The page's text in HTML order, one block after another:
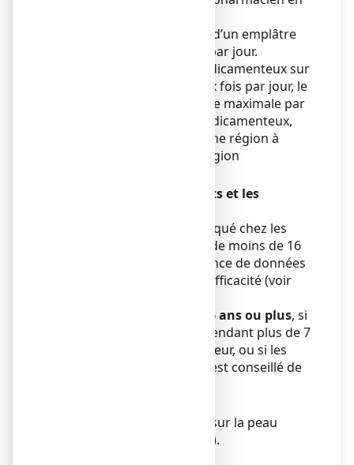
La dose recommandée est d’un emplâtre
médicamenteux deux fois par jour.
Appliquez un emplâtre médicamenteux sur
la région douloureuse deux fois par jour, le
matin et le soir. La posologie maximale par
jour est de 2 emplâtres médicamenteux,
même lorsqu'il y a plus d'une région à
traiter. Ne traitez qu'une région
Utilisation chez les enfants et les
ANTALCALM est contre-indiqué chez les
enfants et les adolescents de moins de 16
ans, compte-tenu de l’absence de données
concernant la sécurité et l’efficacité (voir
Chez les adolescents de 16 ans ou plus, si
le médicament est utilisé pendant plus de 7
jours pour soulager la douleur, ou si les
symptômes s’aggravent, il est conseillé de
Ce médicament s’applique sur la peau
uniquement (usage cutané).